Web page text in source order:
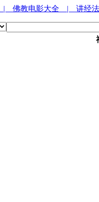
| 佛教电影大全 | 讲经